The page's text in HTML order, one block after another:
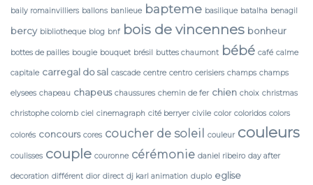
baily romainvilliers ballons banlieue bapteme basilique batalha benagil
bercy bibliotheque blog bnf bois de vincennes bonheur
bottes de pailles bougie bouquet brésil buttes chaumont bébé café calme
capitale carregal do sal cascade centre centro cerisiers champs champs
elysees chapeau chapeus chaussures chemin de fer chien choix christmas
christophe colomb ciel cinemagraph cité berryer civile color coloridos colors
colorés concours cores coucher de soleil couleur couleurs
coulisses couple couronne cérémonie daniel ribeiro day after
decoration différent dior direct dj karl animation duplo eglise